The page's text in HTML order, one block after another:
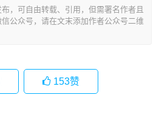
布，可自由转载、引用，但需署名作者且
公众号，请在文末添加作者公众号二维
153赞